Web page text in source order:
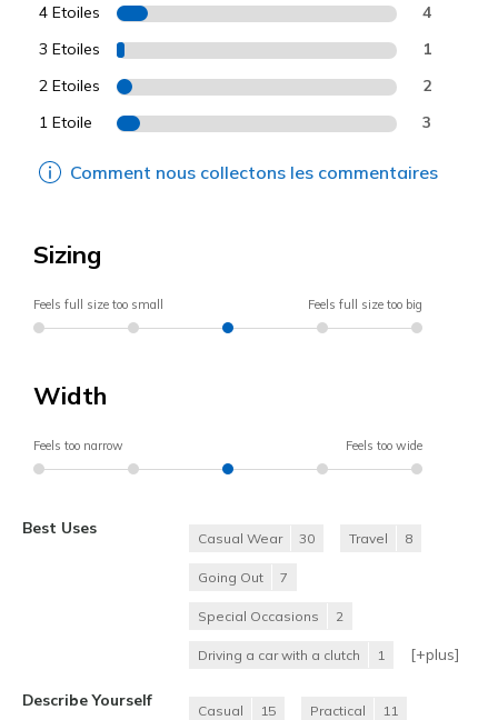
4 Etoiles 4
3 Etoiles 1
2 Etoiles 2
1 Etoile 3
Comment nous collectons les commentaires
Sizing
Feels full size too small Feels full size too big
Width
Feels too narrow Feels too wide
Best Uses
Casual Wear 30 Travel 8
Going Out 7
Special Occasions 2
Driving a car with a clutch 1 [+plus]
Describe Yourself
Casual 15 Practical 11